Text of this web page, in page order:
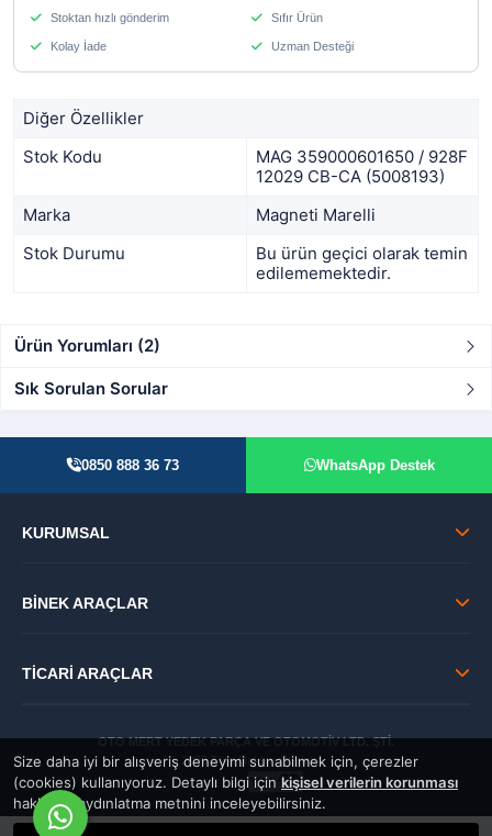
Size daha iyi bir alışveriş deneyimi sunabilmek için, çerezler
(cookies) kullanıyoruz. Detaylı bilgi için kişisel verilerin korunması
hakkında aydınlatma metnini inceleyebilirsiniz.
Stoktan hızlı gönderim Sıfır Ürün
Kolay İade Uzman Desteği
Diğer Özellikler
Stok Kodu
MAG 359000601650 / 928F
12029 CB-CA (5008193)
Marka
Magneti Marelli
Stok Durumu
Bu ürün geçici olarak temin
edilememektedir.
Ürün Yorumları (2)
Sık Sorulan Sorular
0850 888 36 73 WhatsApp Destek
KURUMSAL
BİNEK ARAÇLAR
TİCARİ ARAÇLAR
OTO MERT YEDEK PARÇA VE OTOMOTİV LTD. ŞTİ.
© 2026 Tüm Hakları Saklıdır.
GÜVENLİ: